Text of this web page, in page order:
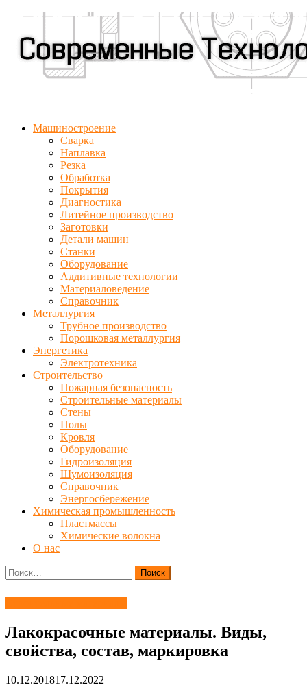
Машиностроение
Сварка
Наплавка
Резка
Обработка
Покрытия
Диагностика
Литейное производство
Заготовки
Детали машин
Станки
Оборудование
Аддитивные технологии
Материаловедение
Справочник
Металлургия
Трубное производство
Порошковая металлургия
Энергетика
Электротехника
Строительство
Пожарная безопасность
Строительные материалы
Стены
Полы
Кровля
Оборудование
Гидроизоляция
Шумоизоляция
Справочник
Энергосбережение
Химическая промышленность
Пластмассы
Химические волокна
О нас
Найти:
Лакокрасочные материалы. Виды,
свойства, состав, маркировка
10.12.201817.12.2022